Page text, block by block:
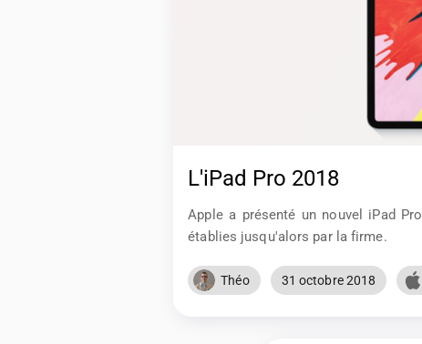
L'iPad Pro 2018
Apple a présenté un nouvel iPad
établies jusqu'alors par la firme.
Théo 31 octobre 2018